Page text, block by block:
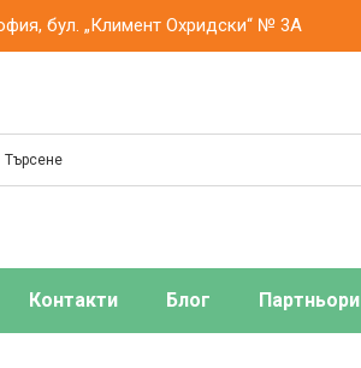
бул. „Климент Охридски“ № 3A
Контакти Блог Партньори